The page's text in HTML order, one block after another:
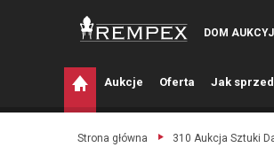
DOM
Aukcje Oferta Jak
Strona główna 310 Aukcja Sztuki